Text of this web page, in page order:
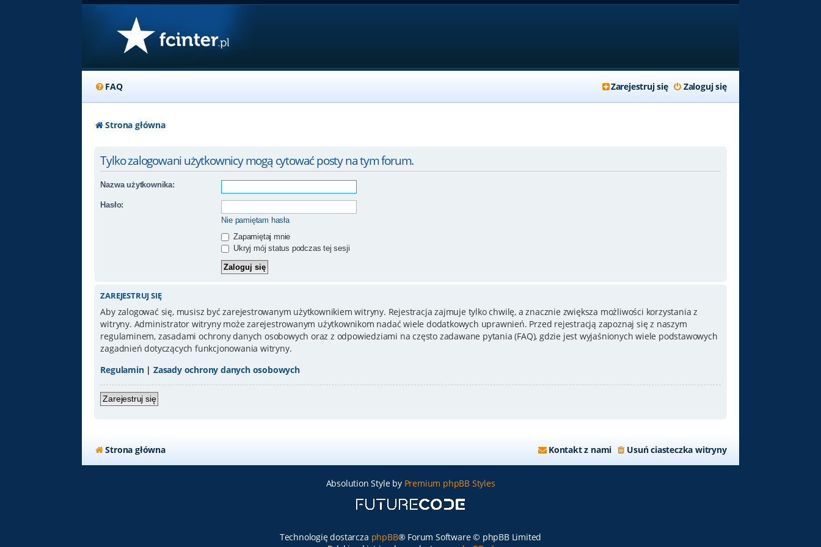
FAQ Zaloguj się
Zarejestruj się
Strona główna
Tylko zalogowani użytkownicy mogą cytować posty na tym forum.
Nazwa użytkownika:
Hasło:
Nie pamiętam hasła
Zapamiętaj mnie
Ukryj mój status podczas tej sesji
ZAREJESTRUJ SIĘ
Aby zalogować się, musisz być zarejestrowanym użytkownikiem witryny. Rejestracja zajmuje tylko chwilę, a znacznie zwiększa możliwości korzystania z
witryny. Administrator witryny może zarejestrowanym użytkownikom nadać wiele dodatkowych uprawnień. Przed rejestracją zapoznaj się z naszym
regulaminem, zasadami ochrony danych osobowych oraz z odpowiedziami na często zadawane pytania (FAQ), gdzie jest wyjaśnionych wiele podstawowych
zagadnień dotyczących funkcjonowania witryny.
Regulamin|Zasady ochrony danych osobowych
Zarejestruj się
Strona główna Usuń ciasteczka witryny
Kontakt z nami
Absolution Style by Premium phpBB Styles
Technologię dostarcza phpBB® Forum Software © phpBB Limited